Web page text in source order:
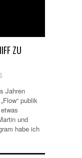
ZU
Jahren
publik
und
habe ich